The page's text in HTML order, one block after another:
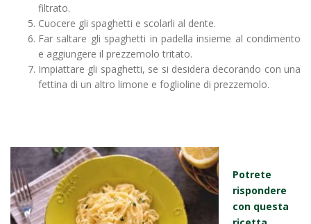
filtrato.
Cuocere gli spaghetti e scolarli al dente.
Far saltare gli spaghetti in padella insieme al condimento
e aggiungere il prezzemolo tritato.
Impiattare gli spaghetti, se si desidera decorando con una
fettina di un altro limone e foglioline di prezzemolo.
Potrete
rispondere
con questa